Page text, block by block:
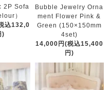
2P Sofa
）
込132,0
)
Bubble Jewelry Orna
ment Flower Pink &
Green (150×150mm
4set)
14,000円(税込15,400
円)